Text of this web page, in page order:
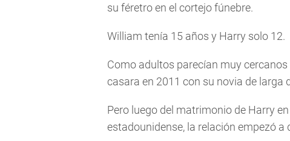
su féretro en el cortejo fúnebre.
William tenía 15 años y Harry solo 12.
Como adultos parecían muy
casara en 2011 con su novia de larga
Pero luego del matrimonio de Harry
estadounidense, la relación empezó a